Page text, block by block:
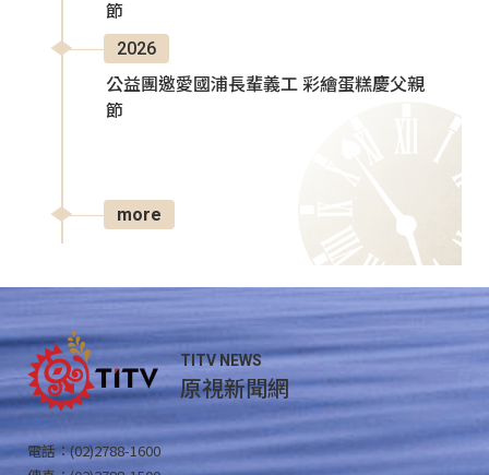
節
2026
公益團邀愛國浦長輩義工 彩繪蛋糕慶父親
節
more
TITV NEWS
原視新聞網
電話：(02)2788-1600